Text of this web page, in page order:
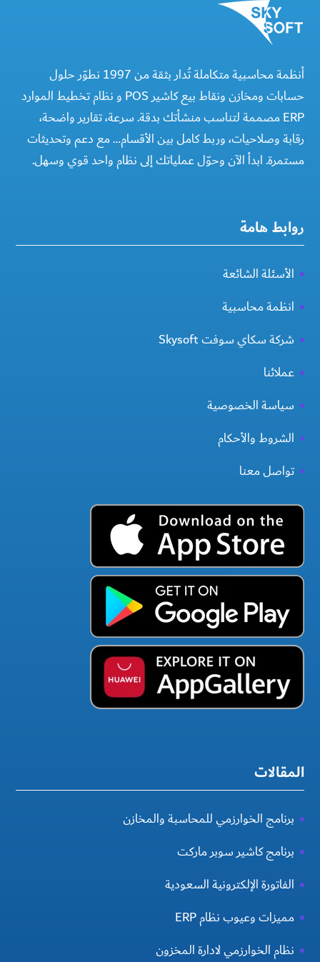
أنظمة محاسبية متكاملة تُدار بثقة من 1997 نطوّر حلول
حسابات ومخازن ونقاط بيع كاشير POS و نظام تخطيط الموارد
ERP مصممة لتناسب منشأتك بدقة. سرعة، تقارير واضحة،
رقابة وصلاحيات، وربط كامل بين الأقسام… مع دعم وتحديثات
مستمرة. ابدأ الآن وحوّل عملياتك إلى نظام واحد قوي وسهل.
روابط هامة
الأسئلة الشائعة
انظمة محاسبية
شركة سكاي سوفت Skysoft
عملائنا
سياسة الخصوصية
الشروط والأحكام
تواصل معنا
المقالات
برنامج الخوارزمي للمحاسبة والمخازن
برنامج كاشير سوبر ماركت
الفاتورة الإلكترونية السعودية
مميزات وعيوب نظام ERP
نظام الخوارزمي لادارة المخزون